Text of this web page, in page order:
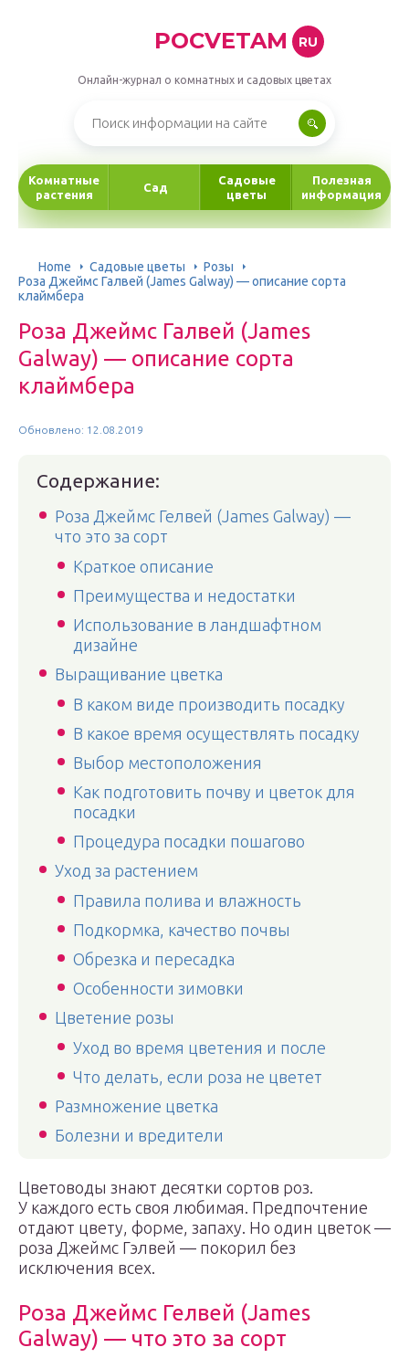
POCVETAM RU
Онлайн-журнал о комнатных и садовых цветах
Комнатные
растения
Сад
Садовые
цветы
Полезная
информация
Home Садовые цветы
Розы
Роза Джеймс Галвей (James Galway) — описание сорта
клаймбера
Роза Джеймс Галвей (James
Galway) — описание сорта
клаймбера
Обновлено: 12.08.2019
Содержание:
Роза Джеймс Гелвей (James Galway) —
что это за сорт
Краткое описание
Преимущества и недостатки
Использование в ландшафтном
дизайне
Выращивание цветка
В каком виде производить посадку
В какое время осуществлять посадку
Выбор местоположения
Как подготовить почву и цветок для
посадки
Процедура посадки пошагово
Уход за растением
Правила полива и влажность
Подкормка, качество почвы
Обрезка и пересадка
Особенности зимовки
Цветение розы
Уход во время цветения и после
Что делать, если роза не цветет
Размножение цветка
Болезни и вредители
Цветоводы знают десятки сортов роз.
У каждого есть своя любимая. Предпочтение
отдают цвету, форме, запаху. Но один цветок —
роза Джеймс Гэлвей — покорил без
исключения всех.
Роза Джеймс Гелвей (James
Galway) — что это за сорт